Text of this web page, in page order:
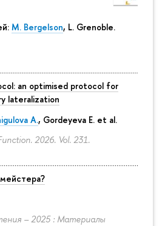
M. Bergelson, L. Grenoble.
an optimised protocol for
lateralization
A., Gordeyeva E. et al.
2026. Vol. 231.
– 2025 : Материалы